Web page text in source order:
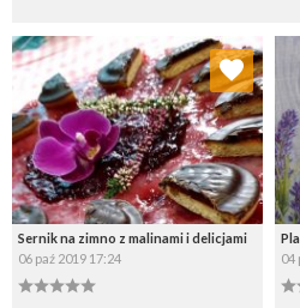
Sernik na zimno z malinami i delicjami
06 paź 2019 17:24
Dodaj do ulubionych
Wybierz listę:
04